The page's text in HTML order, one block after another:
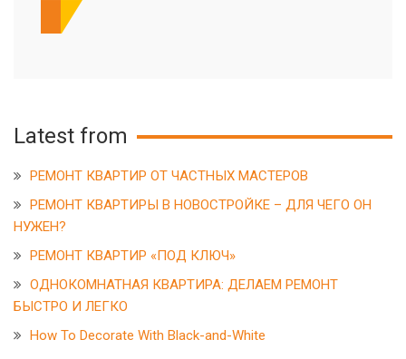
Latest from
РЕМОНТ КВАРТИР ОТ ЧАСТНЫХ МАСТЕРОВ
РЕМОНТ КВАРТИРЫ В НОВОСТРОЙКЕ – ДЛЯ ЧЕГО ОН
НУЖЕН?
РЕМОНТ КВАРТИР «ПОД КЛЮЧ»
ОДНОКОМНАТНАЯ КВАРТИРА: ДЕЛАЕМ РЕМОНТ
БЫСТРО И ЛЕГКО
How To Decorate With Black-and-White